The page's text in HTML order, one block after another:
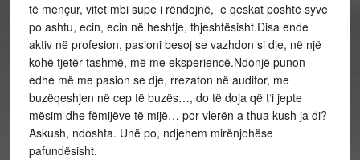
të mençur, vitet mbi supe i rëndojnë, e qeskat poshtë syve
po ashtu, ecin, ecin në heshtje, thjeshtësisht.Disa ende
aktiv në profesion, pasioni besoj se vazhdon si dje, në një
kohë tjetër tashmë, më me eksperiencë.Ndonjë punon
edhe më me pasion se dje, rrezaton në auditor, me
buzëqeshjen në cep të buzës…, do të doja që t‘i jepte
mësim dhe fëmijëve të mijë… por vlerën a thua kush ja di?
Askush, ndoshta. Unë po, ndjehem mirënjohëse
pafundësisht.